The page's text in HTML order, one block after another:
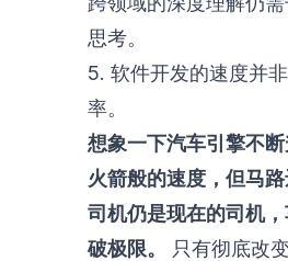
思考。
5. 软件开发的速度并
率。
想象一下汽车引擎不
火箭般的速度，但马
司机仍是现在的司机
破极限。
只有彻底改